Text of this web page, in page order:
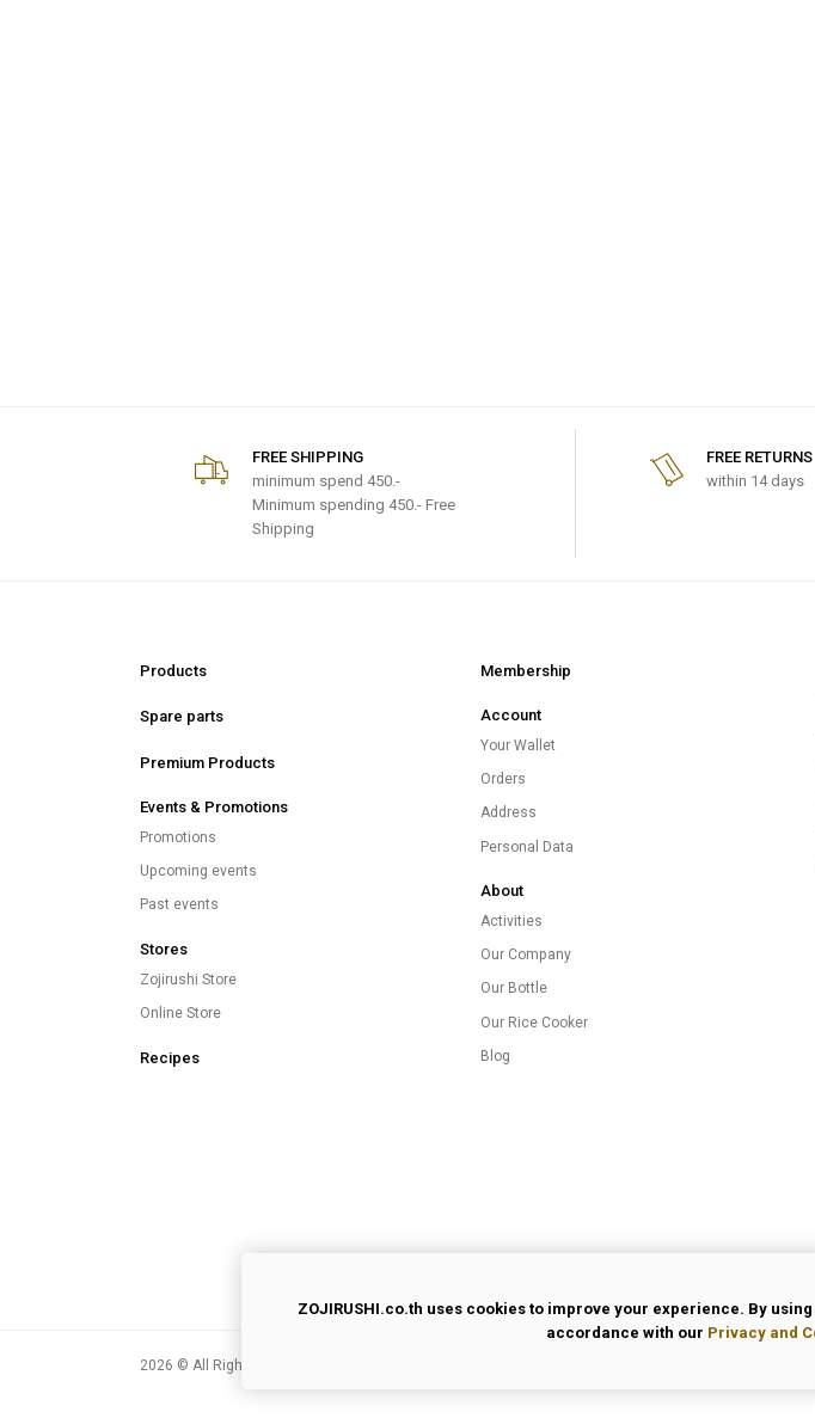
FREE SHIPPING
minimum spend 450.-
Minimum spending 450.- Free
Shipping
FREE RETURNS
within 14 days
Products
Spare parts
Premium Products
Events & Promotions
Promotions
Upcoming events
Past events
Stores
Zojirushi Store
Online Store
Recipes
Membership
Account
Your Wallet
Orders
Address
Personal Data
About
Activities
Our Company
Our Bottle
Our Rice Cooker
Blog
2026 © All Rights Reserved.
ZOJIRUSHI.co.th uses cookies to improve your experience. By
accordance with our Privacy and